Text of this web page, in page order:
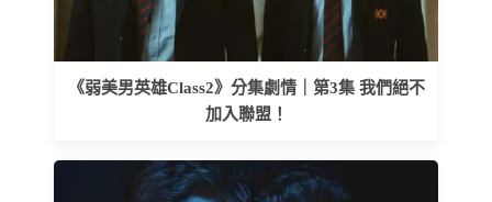
《弱美男英雄Class2》分集劇情｜第3集 我們絕不
加入聯盟！